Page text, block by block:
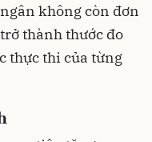
không còn đơn
thành thước đo
thực thi của từng